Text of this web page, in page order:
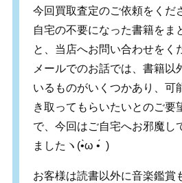
今回買取査定のご依頼をくだ
自宅の不要になった書籍をま
と、当店へお問い合わせをく
メールでのお話では、書籍以
いるものがいくつかあり、可
き取ってもらいたいとのご要
で、今回はご自宅へお邪魔し
ました ヽ (•̀ω •́ )
お客様は読書以外に音楽鑑賞